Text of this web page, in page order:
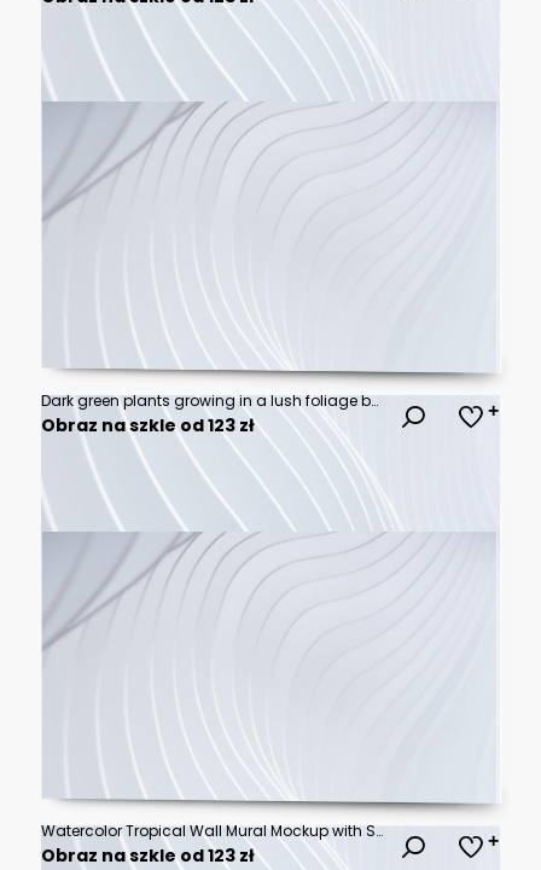
Dark green plants growing in a lush foliage background of tropical leaves like anthurium, epiphytes, or ferns, forming a beautiful green plant wall design in a cloud forest.
Obraz na szkle od 123 zł
Watercolor Tropical Wall Mural Mockup with Soft Botanical Leaves in Neutral Scandinavian Interior Background
Obraz na szkle od 123 zł